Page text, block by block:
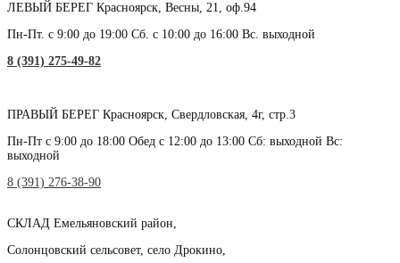
ЛЕВЫЙ БЕРЕГ Красноярск, Весны, 21, оф.94
Пн-Пт. с 9:00 до 19:00 Сб. с 10:00 до 16:00 Вс. выходной
8 (391) 275-49-82
ПРАВЫЙ БЕРЕГ Красноярск, Свердловская, 4г, стр.3
Пн-Пт с 9:00 до 18:00 Обед с 12:00 до 13:00 Сб: выходной Вс:
выходной
8 (391) 276-38-90
СКЛАД Емельяновский район,
Солонцовский сельсовет, село Дрокино,